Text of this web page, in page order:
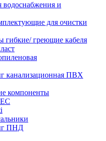
и
для очистки
греющие кабеля
канализационная ПВХ
компоненты
ПНД